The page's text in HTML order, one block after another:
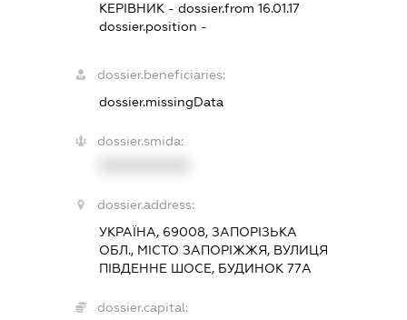
КЕРІВНИК- dossier.from 16.01.17
dossier.position -
dossier.beneficiaries:
dossier.missingData
dossier.smida:
dossier.address:
УКРАЇНА, 69008, ЗАПОРІЗЬКА
ОБЛ., МІСТО ЗАПОРІЖЖЯ, ВУЛИЦЯ
ПІВДЕННЕ ШОСЕ, БУДИНОК 77А
dossier.capital: